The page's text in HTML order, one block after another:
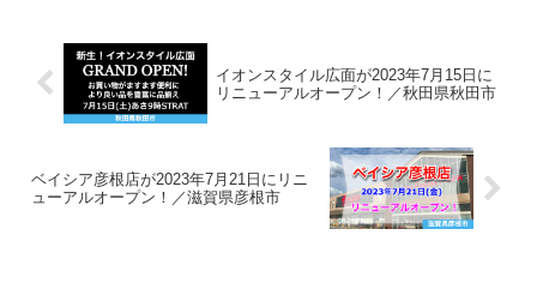
イオンスタイル広面が2023年7月15日に
リニューアルオープン！／秋田県秋田市
ベイシア彦根店が2023年7月21日にリニ
ューアルオープン！／滋賀県彦根市